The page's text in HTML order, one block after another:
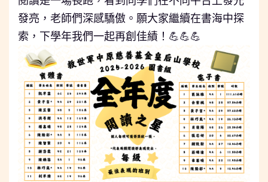
發亮，老師們深感驕傲。願大家繼續在書海中探
索，下學年我們一起再創佳績！💪💪💪